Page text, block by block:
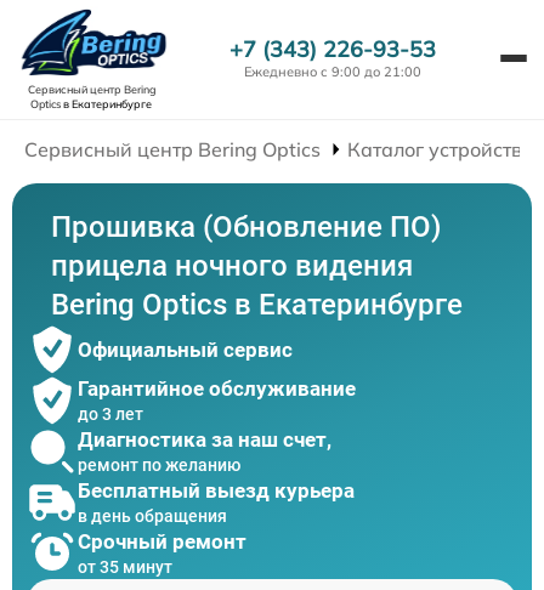
Сервисный центр Bering
Opticsв Екатеринбурге
+7 (343) 226-93-53
Ежедневно с 9:00 до 21:00
Сервисный центр Bering Optics Каталог устройств
Прошивка (Обновление ПО)
прицела ночного видения
Bering Optics в Екатеринбурге
Официальный сервис
Гарантийное обслуживание
до 3 лет
Диагностика за наш счет,
ремонт по желанию
Бесплатный выезд курьера
в день обращения
Срочный ремонт
от 35 минут